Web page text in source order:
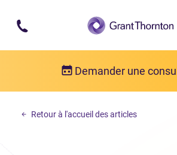
Passer au contenu principal
Demander une
Des dettes d’impôt sur le revenu
Retour à l'accueil des articles